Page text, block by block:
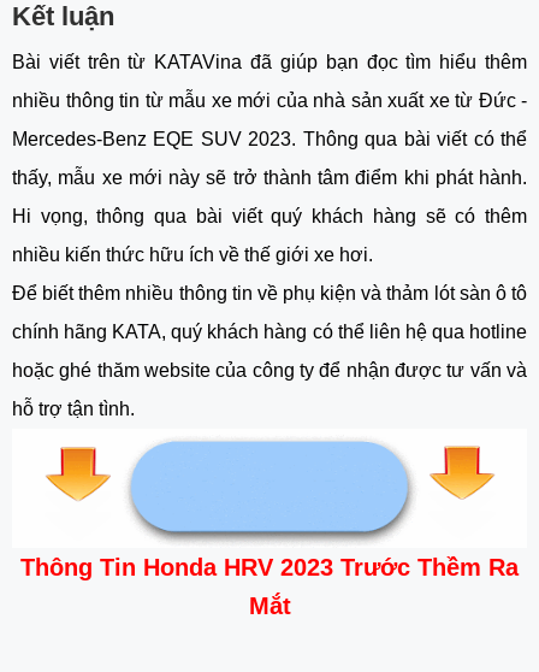
Kết luận
Bài viết trên từ KATAVina đã giúp bạn đọc tìm hiểu thêm
nhiều thông tin từ mẫu xe mới của nhà sản xuất xe từ Đức -
Mercedes-Benz EQE SUV 2023. Thông qua bài viết có thể
thấy, mẫu xe mới này sẽ trở thành tâm điểm khi phát hành.
Hi vọng, thông qua bài viết quý khách hàng sẽ có thêm
nhiều kiến thức hữu ích về thế giới xe hơi.
Để biết thêm nhiều thông tin về phụ kiện và thảm lót sàn ô tô
chính hãng KATA, quý khách hàng có thể liên hệ qua hotline
hoặc ghé thăm website của công ty để nhận được tư vấn và
hỗ trợ tận tình.
Thông Tin Honda HRV 2023 Trước Thềm Ra
Mắt